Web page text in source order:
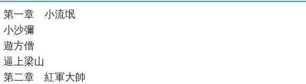
◎新官僚，鞏皇權
成為帝王後他勤政愛民，而治吏的手段卻極其酷烈：廢丞相，
文字獄，錦衣衛，把持皇權。其出色的軍事謀略與政治手段全
靠自己領悟，讓整個官僚階層噤若寒蟬，影響了明清五百餘年
的政治文化。
第一章 小流氓
小沙彌
遊方僧
逼上梁山
第二章 紅軍大帥